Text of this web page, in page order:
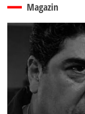
Magazin